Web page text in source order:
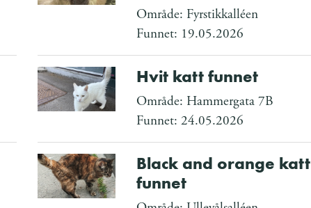
Område: Fyrstikkalléen
Funnet: 19.05.2026
Hvit katt funnet
Område: Hammergata 7B
Funnet: 24.05.2026
Black and orange katt
funnet